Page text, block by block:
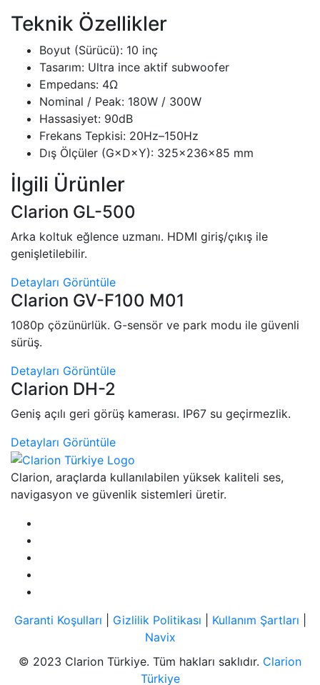
Teknik Özellikler
Boyut (Sürücü): 10 inç
Tasarım: Ultra ince aktif subwoofer
Empedans: 4Ω
Nominal / Peak: 180W / 300W
Hassasiyet: 90dB
Frekans Tepkisi: 20Hz–150Hz
Dış Ölçüler (G×D×Y): 325×236×85 mm
İlgili Ürünler
Clarion GL-500
Arka koltuk eğlence uzmanı. HDMI giriş/çıkış ile
genişletilebilir.
Detayları Görüntüle
Clarion GV-F100 M01
1080p çözünürlük. G-sensör ve park modu ile güvenli
sürüş.
Detayları Görüntüle
Clarion DH-2
Geniş açılı geri görüş kamerası. IP67 su geçirmezlik.
Detayları Görüntüle
Clarion, araçlarda kullanılabilen yüksek kaliteli ses,
navigasyon ve güvenlik sistemleri üretir.
Garanti Koşulları Gizlilik Politikası Kullanım Şartları
Navix
© 2023 Clarion Türkiye. Tüm hakları saklıdır. Clarion
Türkiye